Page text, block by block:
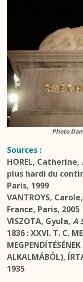
Photo
Sources :
HOREL, Catherine,
plus hardi du
Paris, 1999
VANTROYS, Carole,
France, Paris, 2005
VISZOTA, Gyula, A
1836 : XXVI. T. C.
ALKALMÁBÓL),
1935